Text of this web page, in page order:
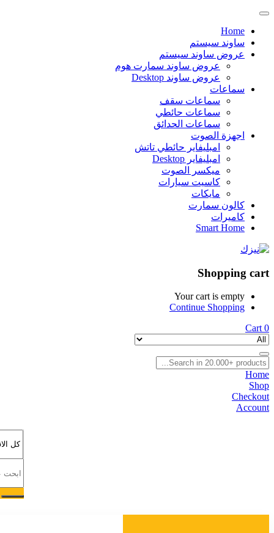
Home
ساوند سيستم
عروض ساوند سيستم
عروض ساوند سمارت هوم
عروض ساوند Desktop
سماعات
سماعات سقف
سماعات حائطي
سماعات الحدائق
اجهزة الصوت
امبليفاير حائطي تاتش
امبليفاير Desktop
ميكسر الصوت
كاسيت سيارات
مايكات
كالون سمارت
كاميرات
Smart Home
Shopping cart
Your cart is empty
Continue Shopping
0
Cart
Home
Shop
Checkout
Account